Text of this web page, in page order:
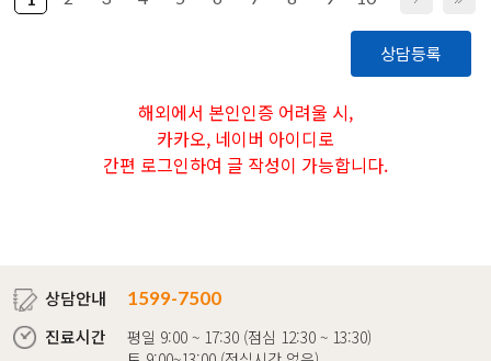
상담등록
해외에서 본인인증 어려울 시,
카카오, 네이버 아이디로
간편 로그인하여 글 작성이 가능합니다.
상담안내
1599-7500
진료시간
평일 9:00 ~ 17:30 (점심 12:30 ~ 13:30)